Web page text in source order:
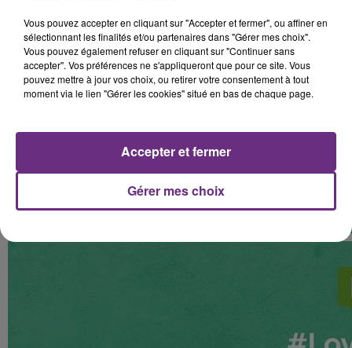
Vous pouvez accepter en cliquant sur "Accepter et fermer", ou affiner en
sélectionnant les finalités et/ou partenaires dans "Gérer mes choix".
Vous pouvez également refuser en cliquant sur "Continuer sans
accepter". Vos préférences ne s'appliqueront que pour ce site. Vous
pouvez mettre à jour vos choix, ou retirer votre consentement à tout
moment via le lien "Gérer les cookies" situé en bas de chaque page.
Gérer mes choix
Accepter et fermer